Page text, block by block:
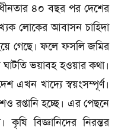
৪০ বছর পর দেশের
লোকের আবাসন চাহিদা
গেছে। ফলে ফসলি জমির
ঘাটতি ভয়াবহ হওয়ার কথা।
এখন খাদ্যে স্বয়ংসম্পূর্ণ।
রপ্তানি হচ্ছে। এর পেছনে
কৃষি বিজ্ঞানিদের নিরন্তর